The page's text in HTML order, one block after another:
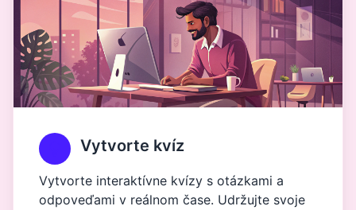
Vytvorte kvíz
Vytvorte interaktívne kvízy s otázkami a
odpoveďami v reálnom čase. Udržujte svoje